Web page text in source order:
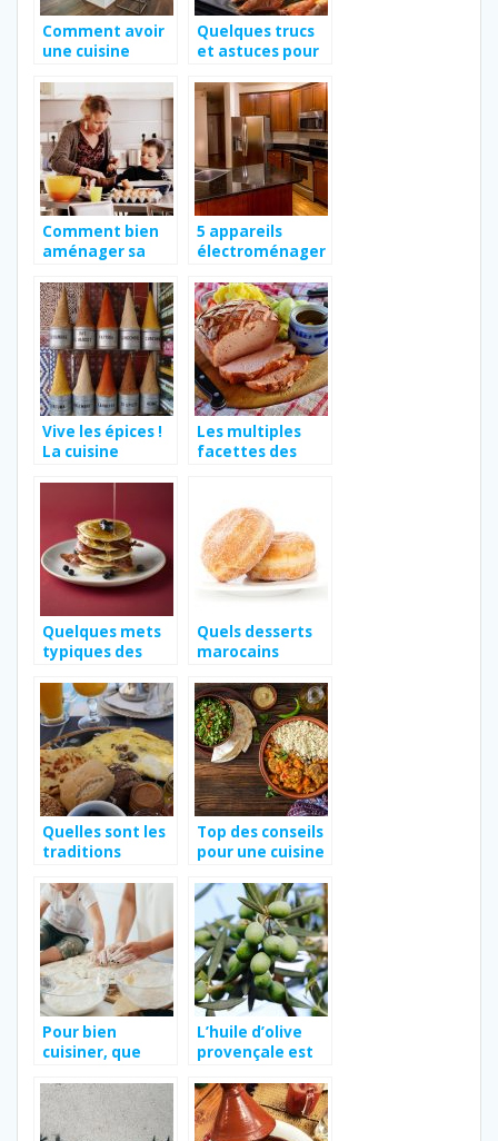
Comment avoir
une cuisine
Quelques trucs
et astuces pour
plancha
Comment bien
aménager sa
5 appareils
électroménager
Vive les épices !
La cuisine
Les multiples
facettes des
Quelques mets
typiques des
d’Amérique
Quels desserts
marocains
vous?
Quelles sont les
traditions
Maroc?
Top des conseils
pour une cuisine
Pour bien
cuisiner, que
dans sa cuisine ?
L’huile d’olive
provençale est
des huiles d’olive
?